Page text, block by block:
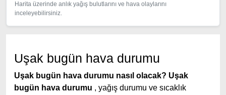
Harita üzerinde anlık yağış bulutlarını ve hava olaylarını
inceleyebilirsiniz.
Uşak bugün hava durumu
Uşak bugün hava durumu nasıl olacak? Uşak
bugün hava durumu , yağış durumu ve sıcaklık